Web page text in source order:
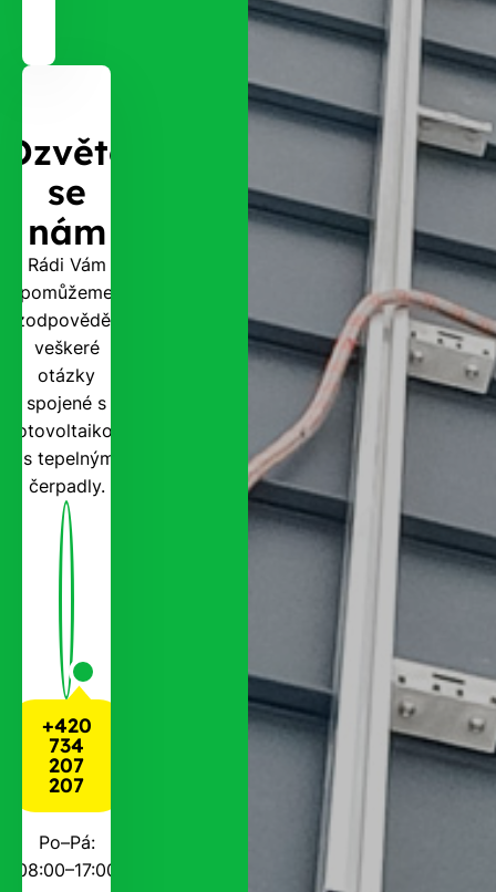
Ozvěte
se
nám
Rádi Vám
pomůžeme
zodpovědět
veškeré
otázky
spojené s
fotovoltaikou
i s tepelnými
čerpadly.
+420
734
207
207
Po–Pá:
08:00–17:00